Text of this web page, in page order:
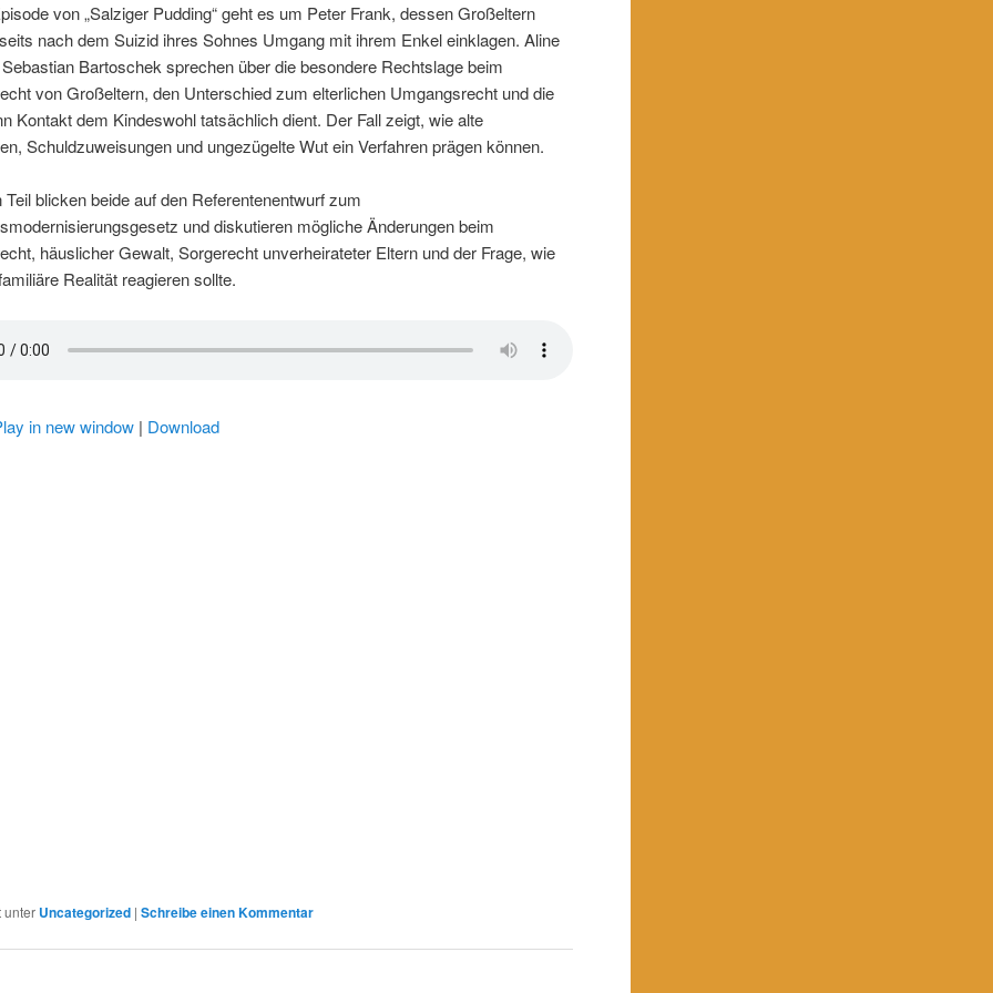
von „Salziger Pudding“ geht es um Peter Frank, dessen Großeltern
nach dem Suizid ihres Sohnes Umgang mit ihrem Enkel einklagen. Aline
Bartoschek sprechen über die besondere Rechtslage beim
von Großeltern, den Unterschied zum elterlichen Umgangsrecht und die
Kontakt dem Kindeswohl tatsächlich dient. Der Fall zeigt, wie alte
Schuldzuweisungen und ungezügelte Wut ein Verfahren prägen können.
Teil blicken beide auf den Referentenentwurf zum
und diskutieren mögliche Änderungen beim
häuslicher Gewalt, Sorgerecht unverheirateter Eltern und der Frage, wie
Realität reagieren sollte.
in new window | Download
unter Uncategorized |Schreibe einen Kommentar